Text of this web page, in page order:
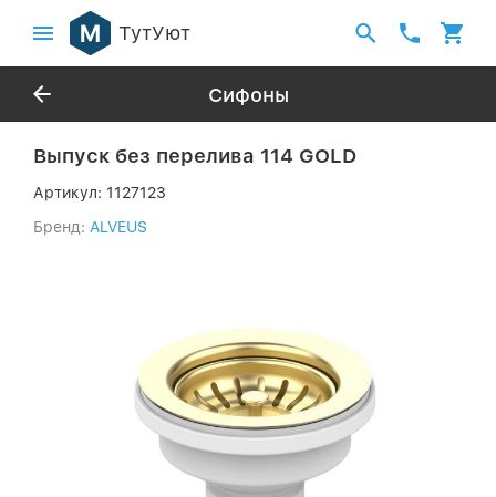
ТутУют
Сифоны
Выпуск без перелива 114 GOLD
Артикул: 1127123
Бренд: ALVEUS